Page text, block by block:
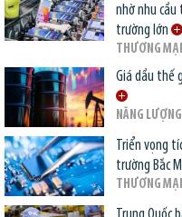
nhờ nhu
trường lớn
THƯƠNG MẠI
Giá dầu thế
NĂNG LƯỢNG
Triển vọng
trường Bắc
THƯƠNG MẠI